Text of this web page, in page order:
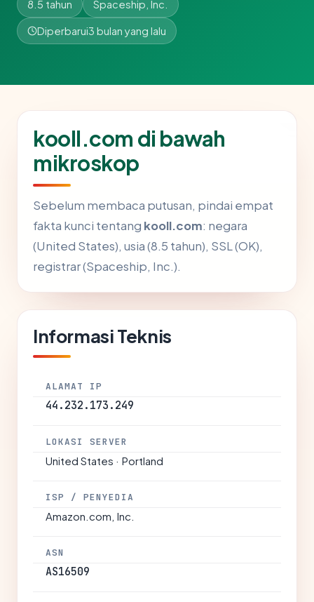
8.5 tahun Spaceship, Inc.
Diperbarui3 bulan yang lalu
kooll.com di bawah
mikroskop
Sebelum membaca putusan, pindai empat
fakta kunci tentang kooll.com: negara
(United States), usia (8.5 tahun), SSL (OK),
registrar (Spaceship, Inc.).
Informasi Teknis
ALAMAT IP
44.232.173.249
LOKASI SERVER
United States · Portland
ISP / PENYEDIA
Amazon.com, Inc.
ASN
AS16509